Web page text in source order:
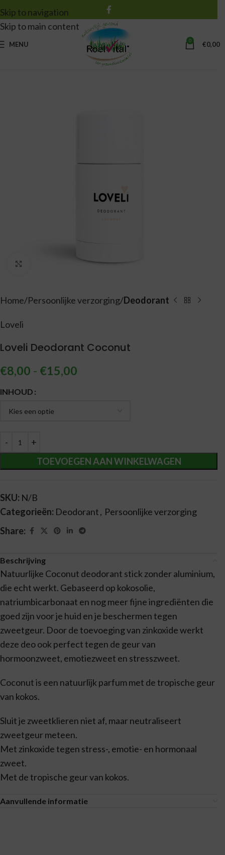
Skip to navigation
Skip to main content
MENU 0 €0,00
Home Persoonlijke verzorging Deodorant
Loveli
Loveli Deodorant Coconut
€8,00 - €15,00
INHOUD
TOEVOEGEN AAN WINKELWAGEN
Alternative:
SKU: N/B
Categorieën: Deodorant, Persoonlijke verzorging
Share:
Beschrijving
Natuurlijke Coconut deodorant stick zonder aluminium,
die echt werkt. Gebaseerd op kokosolie,
natriumbicarbonaat en nog meer fijne ingrediënten die
goed zijn voor je huid en je beschermen tegen
zweetgeur. Door de toevoeging van zinkoxide werkt
deze deo ook perfect tegen de geur van
hormoonzweet, emotiezweet en stresszweet.
Coconut is een natuurlijk parfum met de tropische geur
van kokos.
Sluit je zweetklieren niet af, maar neutraliseert
zweetgeur meteen.
Met zinkoxide tegen stress-, emotie- en hormonaal
zweet.
Met de tropische geur van kokos.
Aanvullende informatie